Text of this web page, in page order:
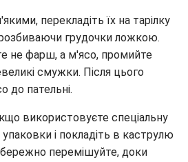
перекладіть їх на тарілку
грудочки ложкою.
не фарш, а м'ясо, промийте
смужки. Після цього
до пательні.
використовуєте спеціальну
і покладіть в каструлю
перемішуйте, доки